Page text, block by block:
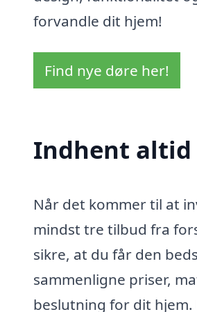
forvandle dit hjem!
Find nye døre her!
Indhent altid
Når det kommer til at
mindst tre tilbud fra
sikre, at du får den
sammenligne priser,
beslutning for dit